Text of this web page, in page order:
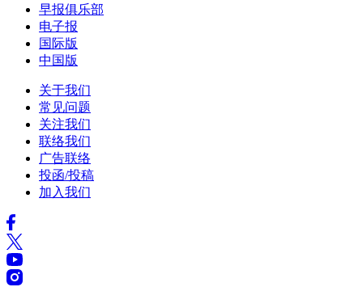
早报俱乐部
电子报
国际版
中国版
关于我们
常见问题
关注我们
联络我们
广告联络
投函/投稿
加入我们